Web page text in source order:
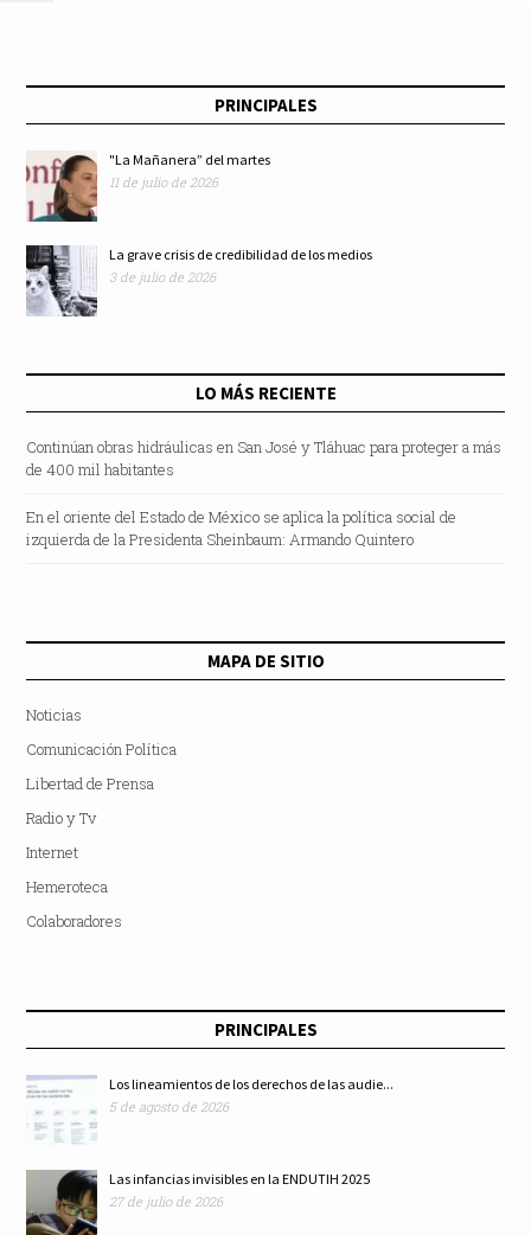
PRINCIPALES
"La Mañanera” del martes
11 de julio de 2026
La grave crisis de credibilidad de los medios
3 de julio de 2026
LO MÁS RECIENTE
Continúan obras hidráulicas en San José y Tláhuac para proteger a más
de 400 mil habitantes
En el oriente del Estado de México se aplica la política social de
izquierda de la Presidenta Sheinbaum: Armando Quintero
MAPA DE SITIO
Noticias
Comunicación Política
Libertad de Prensa
Radio y Tv
Internet
Hemeroteca
Colaboradores
PRINCIPALES
Los lineamientos de los derechos de las audie...
5 de agosto de 2026
Las infancias invisibles en la ENDUTIH 2025
27 de julio de 2026